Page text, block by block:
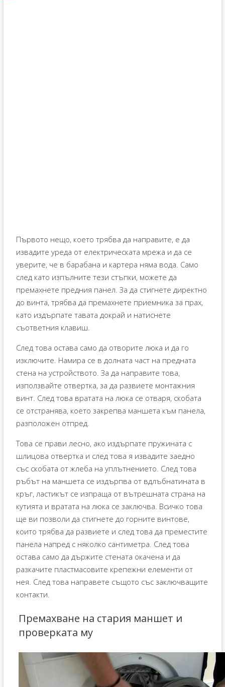
Първото нещо, което трябва да направите, е да
извадите уреда от електрическата мрежа и да се
уверите, че в барабана и картера няма вода. Само
след като изпълните тези стъпки, можете да
премахнете предния панел. За да стигнете директно
до винта, трябва да премахнете приемника за прах,
като издърпате тавата докрай и натиснете
съответния клавиш.
След това остава само да отворите люка и да го
изключите. Намира се в долната част на предната
стена на устройството. За да направите това,
използвайте отвертка, за да развиете монтажния
винт. След това вратата на люка се отваря, скобата
се отстранява, което закрепва маншета към панела,
разположен отпред.
Това се прави лесно, ако издърпате пружината с
шлицова отвертка и след това я извадите заедно
със скобата от жлеба на уплътнението. След това
ръбът на маншета се издърпва от вдлъбнатината в
кръг, ластикът се изпраща от вътрешната страна на
кутията и вратата на люка се заключва. Всичко това
ще ви позволи да стигнете до горните винтове,
които трябва да развиете и след това да преместите
панела напред с няколко сантиметра. След това
остава само да държите стената окачена и да
разкачите пластмасовите крепежни елементи от
нея. След това направете същото със заключващите
контакти.
Премахване на стария маншет и
проверката му